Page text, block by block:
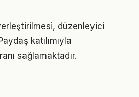
düzenleyici
katılımıyla
sağlamaktadır.